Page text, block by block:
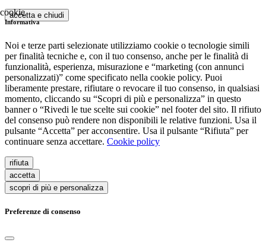
accetta e chiudi
Informativa
Noi e terze parti selezionate utilizziamo cookie o tecnologie simili
per finalità tecniche e, con il tuo consenso, anche per le finalità di
funzionalità, esperienza, misurazione e “marketing (con annunci
personalizzati)” come specificato nella cookie policy. Puoi
liberamente prestare, rifiutare o revocare il tuo consenso, in qualsiasi
momento, cliccando su “Scopri di più e personalizza” in questo
banner o “Rivedi le tue scelte sui cookie” nel footer del sito. Il rifiuto
del consenso può rendere non disponibili le relative funzioni. Usa il
pulsante “Accetta” per acconsentire. Usa il pulsante “Rifiuta” per
continuare senza accettare. Cookie policy
rifiuta
accetta
scopri di più e personalizza
Preferenze di consenso